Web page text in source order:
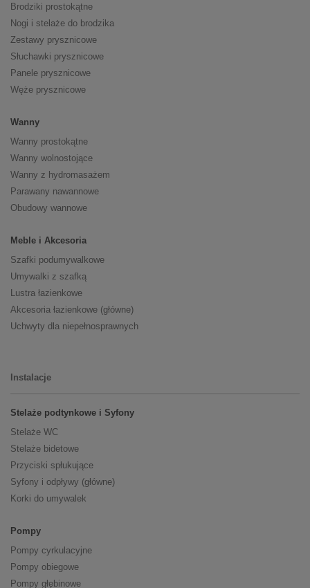
Brodziki prostokątne
Nogi i stelaże do brodzika
Zestawy prysznicowe
Słuchawki prysznicowe
Panele prysznicowe
Węże prysznicowe
Wanny
Wanny prostokątne
Wanny wolnostojące
Wanny z hydromasażem
Parawany nawannowe
Obudowy wannowe
Meble i Akcesoria
Szafki podumywalkowe
Umywalki z szafką
Lustra łazienkowe
Akcesoria łazienkowe (główne)
Uchwyty dla niepełnosprawnych
Instalacje
Stelaże podtynkowe i Syfony
Stelaże WC
Stelaże bidetowe
Przyciski spłukujące
Syfony i odpływy (główne)
Korki do umywalek
Pompy
Pompy cyrkulacyjne
Pompy obiegowe
Pompy głębinowe